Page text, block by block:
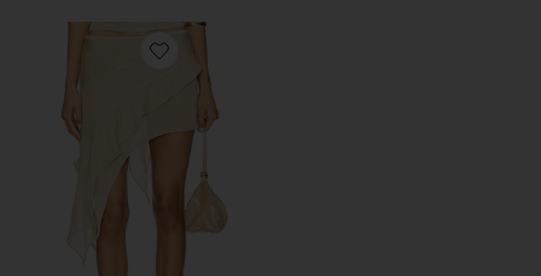
Favorite Palisades Mini Skirt